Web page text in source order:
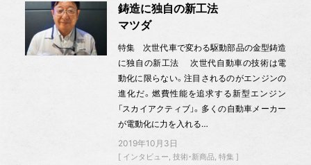
鋳造に独自の新工法
マツダ
特集 次世代車で変わる駆動部品の金型鋳造
に独自の新工法 次世代自動車の技術は電
動化に限らない。注目されるのがエンジンの
進化だ。燃費性能を追求する新型エンジン
「スカイアクティブ」。多くの自動車メーカー
が電動化に力を入れる…
2019年10月3日
インタビュー 技術・新商品 特集